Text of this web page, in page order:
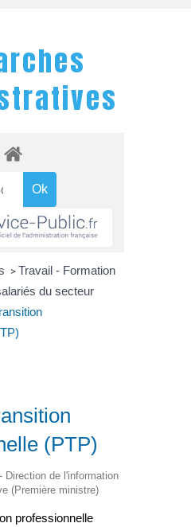
> Travail - Formation
du secteur
(PTP)
Direction de l'information
(Première ministre)
professionnelle